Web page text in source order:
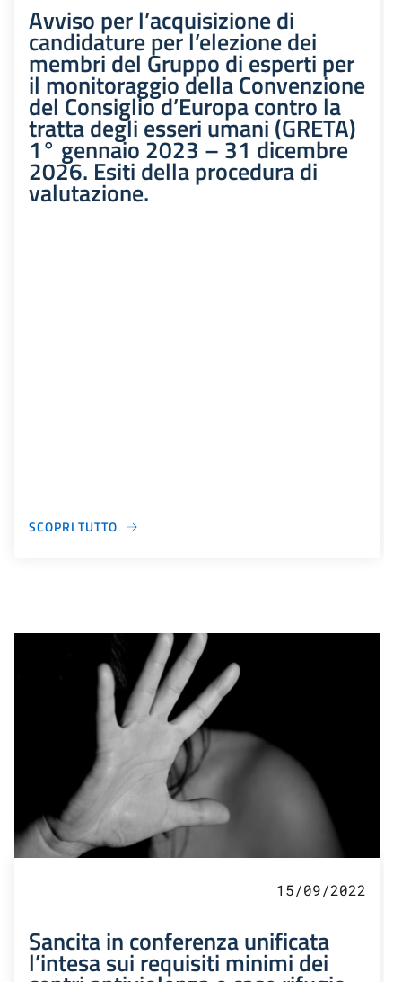
Avviso per l’acquisizione di
candidature per l’elezione dei
membri del Gruppo di esperti per
il monitoraggio della Convenzione
del Consiglio d’Europa contro la
tratta degli esseri umani (GRETA)
1° gennaio 2023 – 31 dicembre
2026. Esiti della procedura di
valutazione.
SCOPRI TUTTO
15/09/2022
Sancita in conferenza unificata
l’intesa sui requisiti minimi dei